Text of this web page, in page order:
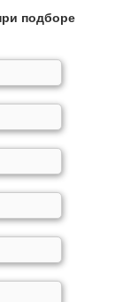
подборе